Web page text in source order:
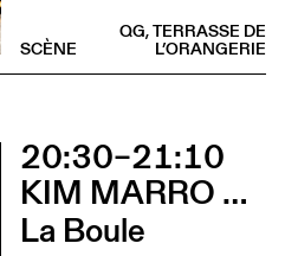
QG, TERRASSE DE
L’ORANGERIE
SCÈNE
20:30–21:10
KIM MARRO & LIAM LELARGE
La Boule